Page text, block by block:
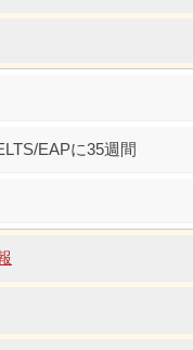
EAPに35週間